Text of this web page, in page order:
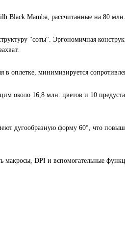
Black Mamba, рассчитанные на 80
"соты". Эргономичная
в оплетке, минимизируется
около 16,8 млн. цветов и 10
дугообразную форму 60°, что
DPI и вспомогательные